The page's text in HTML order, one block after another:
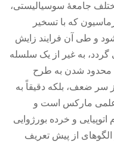
جامعۀ سوسیالیستی،
که با تسخیر
و طی آن فرایند زایش
به غیر از یک سلسله
محدود شدن به طرح
سر ضعف، بلکه دقیقاً به
علمی مارکس است و
و خرده بورژوایی
الگوهای از پیش تعریف